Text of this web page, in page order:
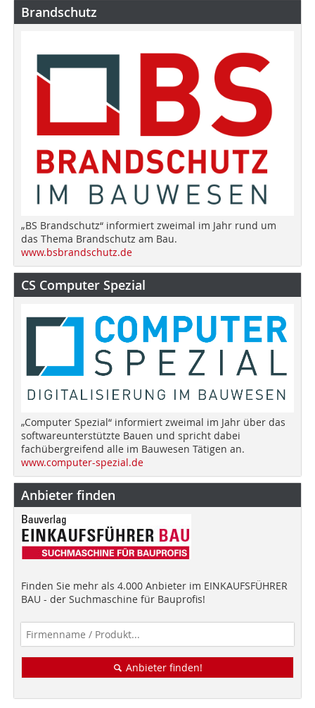
Brandschutz
„BS Brandschutz“ informiert zweimal im Jahr rund um
das Thema Brandschutz am Bau.
www.bsbrandschutz.de
CS Computer Spezial
„Computer Spezial“ informiert zweimal im Jahr über das
softwareunterstützte Bauen und spricht dabei
fachübergreifend alle im Bauwesen Tätigen an.
www.computer-spezial.de
Anbieter finden
Finden Sie mehr als 4.000 Anbieter im EINKAUFSFÜHRER
BAU - der Suchmaschine für Bauprofis!
Anbieter finden!